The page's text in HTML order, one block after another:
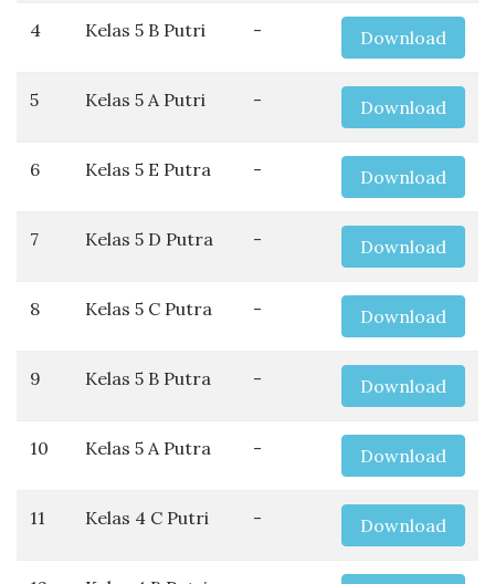
4 Kelas 5 B Putri - Download
5 Kelas 5 A Putri - Download
6 Kelas 5 E Putra - Download
7 Kelas 5 D Putra - Download
8 Kelas 5 C Putra - Download
9 Kelas 5 B Putra - Download
10 Kelas 5 A Putra - Download
11 Kelas 4 C Putri - Download